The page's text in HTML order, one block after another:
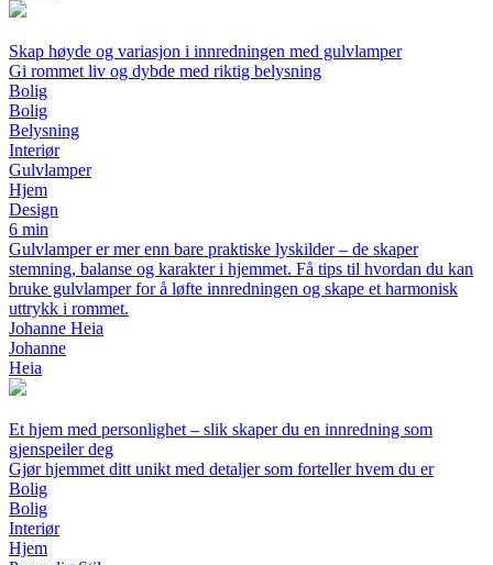
Skap høyde og variasjon i innredningen med gulvlamper
Gi rommet liv og dybde med riktig belysning
Bolig
Bolig
Belysning
Interiør
Gulvlamper
Hjem
Design
6 min
Gulvlamper er mer enn bare praktiske lyskilder – de skaper
stemning, balanse og karakter i hjemmet. Få tips til hvordan du kan
bruke gulvlamper for å løfte innredningen og skape et harmonisk
uttrykk i rommet.
Johanne Heia
Johanne
Heia
Et hjem med personlighet – slik skaper du en innredning som
gjenspeiler deg
Gjør hjemmet ditt unikt med detaljer som forteller hvem du er
Bolig
Bolig
Interiør
Hjem